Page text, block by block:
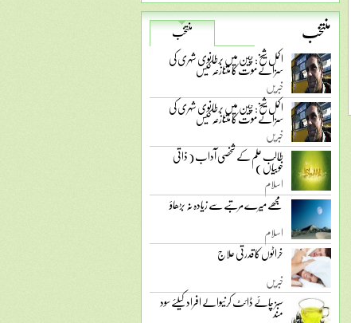
منتخب
منتخب
اکمل شیخ: چین میں برطانوی شہری کی
سزائے موت کا متنازعہ کیس
خبریں
اکمل شیخ: چین میں برطانوی شہری کی
سزائے موت کا متنازعہ کیس
خبریں
طالب علم کے شخصی آداب ( ذاتی
خوبیاں )
اسلام
مجھے میرے مرتبے سے زیادہ نہ بڑھاؤ
اسلام
خراٹوں کا قدرتی علاج
خبریں
سبز چائے ڈائٹ کرنیوالے افراد کیلئے سود
مند